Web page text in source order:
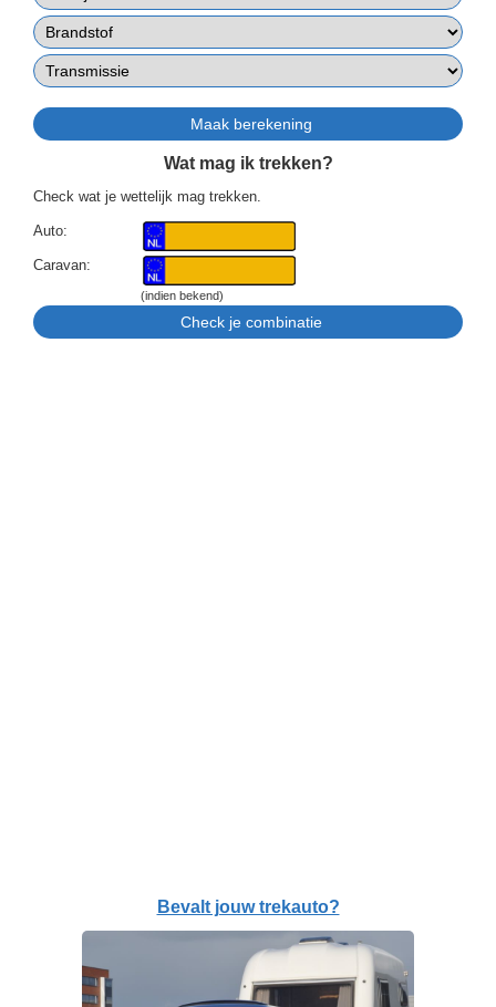
Wat mag ik trekken?
Check wat je wettelijk mag trekken.
Auto:
Caravan:
(indien bekend)
Bevalt jouw trekauto?